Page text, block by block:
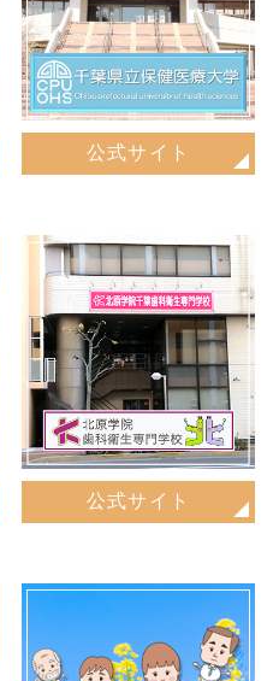
公式サイト
公式サイト